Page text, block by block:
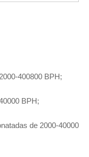
400800 BPH;
BPH;
de 2000-40000